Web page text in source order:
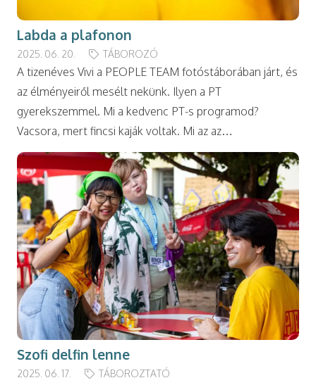
Labda a plafonon
2025. 06. 20. TÁBOROZÓ
A tizenéves Vivi a PEOPLE TEAM fotóstáborában járt, és
az élményeiről mesélt nekünk. Ilyen a PT
gyerekszemmel. Mi a kedvenc PT-s programod?
Vacsora, mert fincsi kaják voltak. Mi az az…
Szofi delfin lenne
2025. 06. 17. TÁBOROZTATÓ